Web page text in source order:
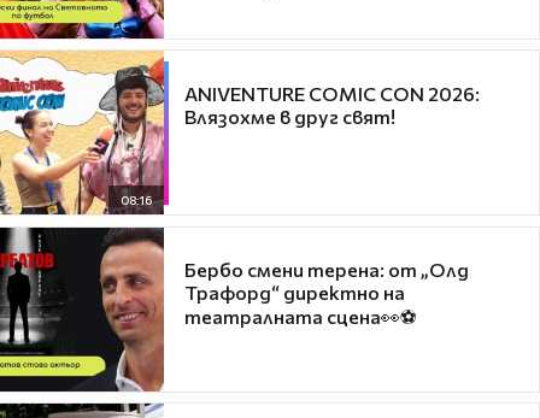
08:16
ANIVENTURE COMIC CON 2026:
Влязохме в друг свят!
Бербо смени терена: от „Олд
Трафорд“ директно на
театралната сцена👀⚽